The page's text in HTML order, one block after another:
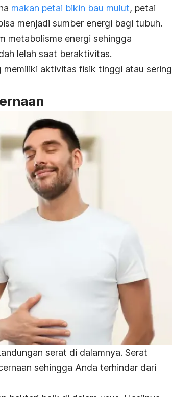
makan petai bikin bau mulut, petai
menjadi sumber energi bagi tubuh.
metabolisme energi sehingga
lelah saat beraktivitas.
aktivitas fisik tinggi atau sering
serat di dalamnya. Serat
sehingga Anda terhindar dari